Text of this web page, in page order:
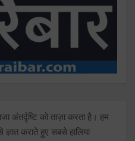
अंतर्दृष्टि को ताज़ा करता है। हम
कराते हुए सबसे हालिया